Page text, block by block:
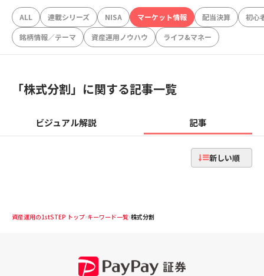
ALL 連載シリーズ NISA マーケット情報 配当決算
初心
銘柄情報／テーマ
資産運用ノウハウ ライフ&マネー
「株式分割」に関する記事一覧
ビジュアル解説 記事
新しい順
資産運用の1stSTEP トップ キーワード一覧 株式分割